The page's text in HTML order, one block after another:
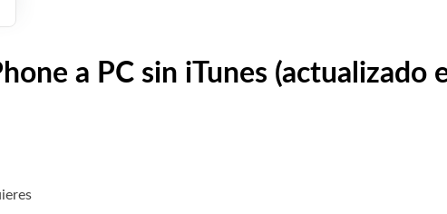
a PC sin iTunes (actualizado